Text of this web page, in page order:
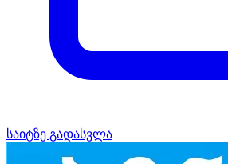
საიტზე გადასვლა